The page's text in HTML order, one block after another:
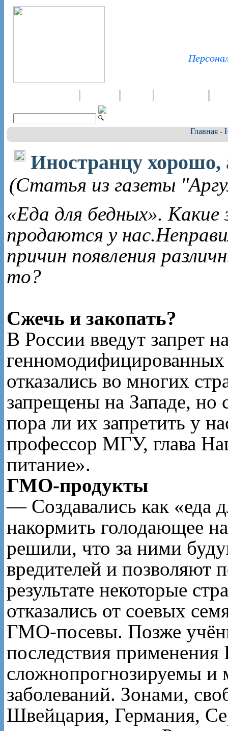
Главная -
Иностранцу хорошо,
(Статья из газеты
«Еда для бедных».
продаются у
причин появления
то?
Сжечь и закопать?
В России введут запрет
генномодифицированных
отказались во многих
запрещены на Западе, но
пора ли их запретить у
профессор МГУ, глава
питание».
ГМО-продукты
— Создавались как «еда
накормить голодающее
решили, что за ними
вредителей и позволяют
результате некоторые
отказались от соевых
ГМО-посевы. Позже
последствия
сложнопрогнозируемы и
заболеваний. Зонами,
Швейцария, Германия,